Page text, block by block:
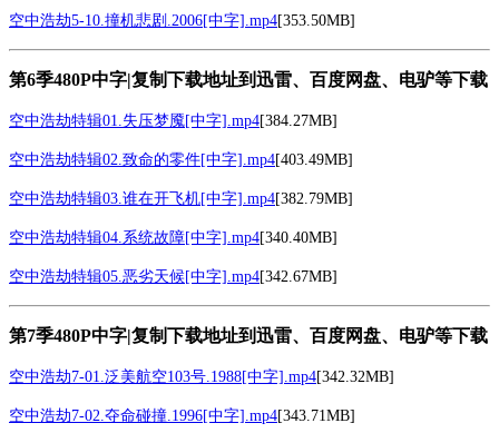
空中浩劫5-10.撞机悲剧.2006[中字].mp4[353.50MB]
第6季480P中字|复制下载地址到迅雷、百度网盘、电驴等下载
空中浩劫特辑01.失压梦魇[中字].mp4[384.27MB]
空中浩劫特辑02.致命的零件[中字].mp4[403.49MB]
空中浩劫特辑03.谁在开飞机[中字].mp4[382.79MB]
空中浩劫特辑04.系统故障[中字].mp4[340.40MB]
空中浩劫特辑05.恶劣天候[中字].mp4[342.67MB]
第7季480P中字|复制下载地址到迅雷、百度网盘、电驴等下载
空中浩劫7-01.泛美航空103号.1988[中字].mp4[342.32MB]
空中浩劫7-02.夺命碰撞.1996[中字].mp4[343.71MB]